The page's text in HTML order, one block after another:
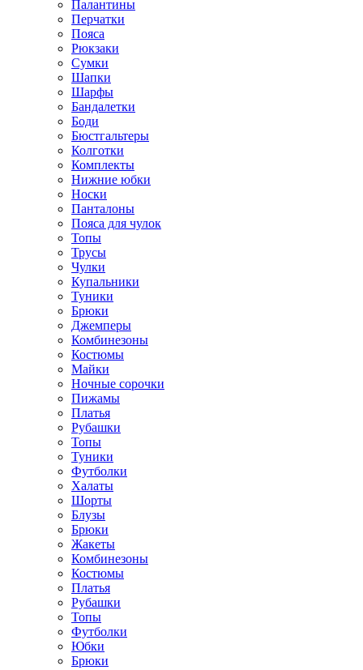
Палантины
Перчатки
Пояса
Рюкзаки
Сумки
Шапки
Шарфы
Бандалетки
Боди
Бюстгальтеры
Колготки
Комплекты
Нижние юбки
Носки
Панталоны
Поясa для чулок
Топы
Трусы
Чулки
Купальники
Туники
Брюки
Джемперы
Комбинезоны
Костюмы
Майки
Ночные сорочки
Пижамы
Платья
Рубашки
Топы
Туники
Футболки
Халаты
Шорты
Блузы
Брюки
Жакеты
Комбинезоны
Костюмы
Платья
Рубашки
Топы
Футболки
Юбки
Брюки